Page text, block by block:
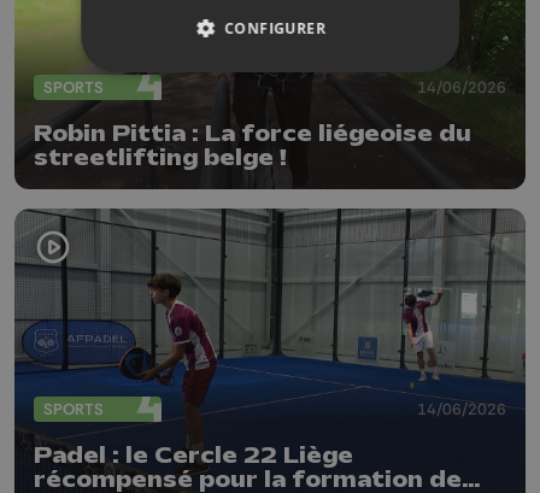
SPORTS 14/06/2026
Robin Pittia : La force liégeoise du
streetlifting belge !
SPORTS 14/06/2026
Padel : le Cercle 22 Liège
récompensé pour la formation de
CONFIGURER